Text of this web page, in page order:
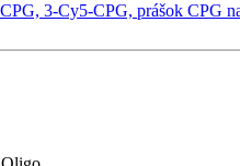
3-Cy5-CPG, prášok CPG